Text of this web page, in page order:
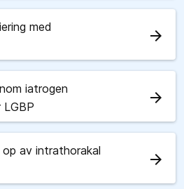
med
arrow_forward
iatrogen
arrow_forward
av intrathorakal
arrow_forward